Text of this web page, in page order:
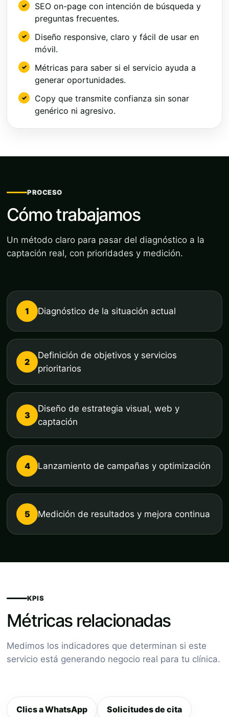
SEO on-page con intención de búsqueda y
preguntas frecuentes.
Diseño responsive, claro y fácil de usar en
móvil.
Métricas para saber si el servicio ayuda a
generar oportunidades.
Copy que transmite confianza sin sonar
genérico ni agresivo.
PROCESO
Cómo trabajamos
Un método claro para pasar del diagnóstico a la
captación real, con prioridades y medición.
1 Diagnóstico de la situación actual
2
Definición de objetivos y servicios
prioritarios
3
Diseño de estrategia visual, web y
captación
4 Lanzamiento de campañas y optimización
5 Medición de resultados y mejora continua
KPIS
Métricas relacionadas
Medimos los indicadores que determinan si este
servicio está generando negocio real para tu clínica.
Clics a WhatsApp Solicitudes de cita